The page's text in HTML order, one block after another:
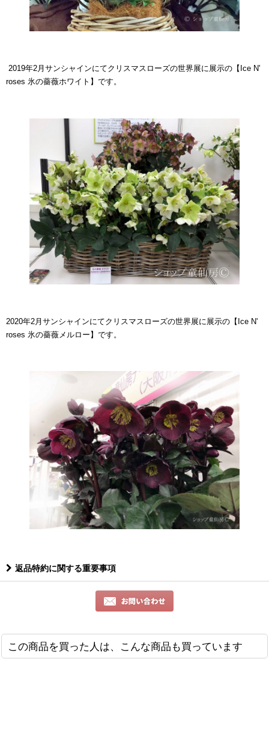
2019年2月サンシャインにてクリスマスローズの世界展に展示の【Ice N'
roses 氷の薔薇ホワイト】です。
2020年2月サンシャインにてクリスマスローズの世界展に展示の【Ice N'
roses 氷の薔薇メルロー】です。
返品特約に関する重要事項
この商品を買った人は、こんな商品も買っています